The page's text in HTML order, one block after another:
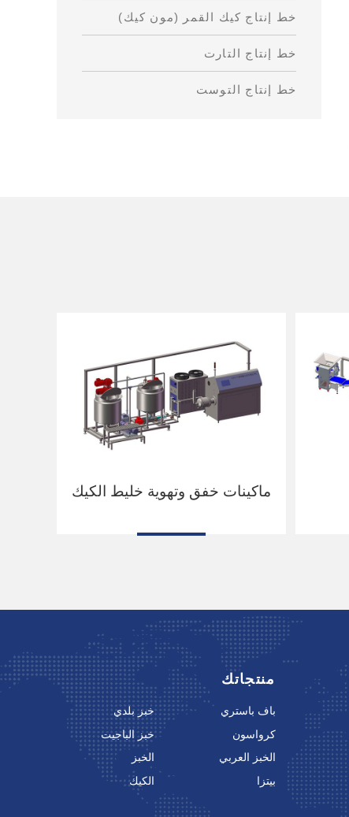
خط إنتاج كيك القمر (مون كيك)
خط إنتاج التارت
خط إنتاج التوست
ماكينات خفق وتهوية خليط الكيك
منتجاتك
باف باستري
كرواسون
الخبز العربي
بيتزا
خبز بلدي
خبز الباجيت
الخبز
الكيك